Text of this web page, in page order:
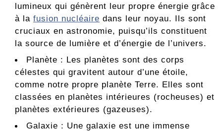
lumineux qui génèrent leur propre énergie grâce
à la fusion nucléaire dans leur noyau. Ils sont
cruciaux en astronomie, puisqu’ils constituent
la source de lumière et d’énergie de l’univers.
Planète : Les planètes sont des corps
célestes qui gravitent autour d’une étoile,
comme notre propre planète Terre. Elles sont
classées en planètes intérieures (rocheuses) et
planètes extérieures (gazeuses).
Galaxie : Une galaxie est une immense